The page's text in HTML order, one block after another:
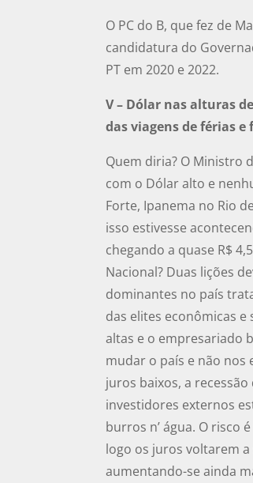
O PC do B, que fez de
candidatura do
PT em 2020 e 2022.
V – Dólar nas alturas
das viagens de férias e
Quem diria? O Ministro
com o Dólar alto e
Forte, Ipanema no Rio
isso estivesse
chegando a quase R$
Nacional? Duas lições
dominantes no país
das elites econômicas
altas e o empresariado
mudar o país e não nos
juros baixos, a
investidores externos
burros n’ água. O risco
logo os juros voltarem
aumentando-se ainda